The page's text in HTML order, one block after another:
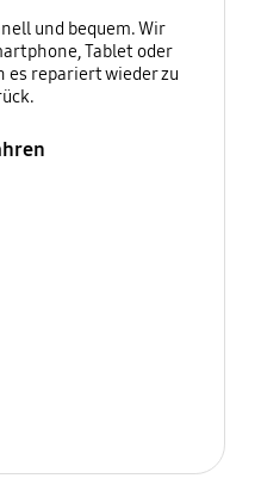
und bequem. Wir
Tablet oder
es repariert wieder zu